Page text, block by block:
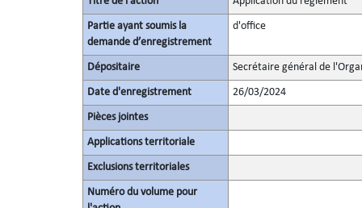
Partie ayant soumis la
demande d’enregistrement
d'office
Dépositaire Secrétaire général de
Date d'enregistrement 26/03/2024
Pièces jointes
Applications territoriale
Exclusions territoriales
Numéro du volume pour